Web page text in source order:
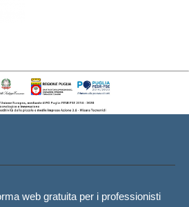
web gratuita per i professionisti